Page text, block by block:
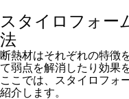
スタイロフォー
法
断熱材はそれぞれの特徴
て弱点を解消したり効果
ここでは、スタイロフォ
紹介します。